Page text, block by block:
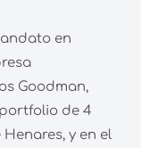
en
Goodman,
de 4
y en el